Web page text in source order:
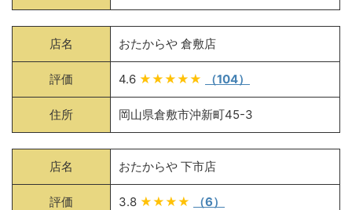
店名 おたからや 倉敷店
評価 4.6 ★★★★★ （104）
住所 岡山県倉敷市沖新町45-3
店名 おたからや 下市店
評価 3.8 ★★★★ （6）